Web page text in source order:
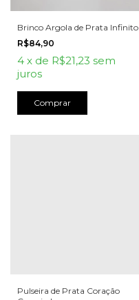
Brinco Argola de Prata Infinito
R$84,90
4 x de R$21,23 sem
juros
Pulseira de Prata Coração